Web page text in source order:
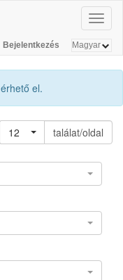
Bejelentkezés
érhető el.
12
találat/oldal